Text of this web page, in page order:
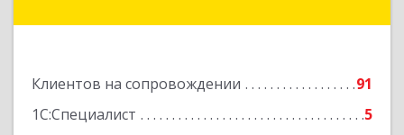
Клиентов на сопровождении
91
1С:Специалист
5